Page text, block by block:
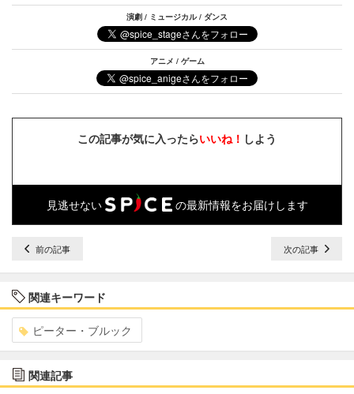
演劇 / ミュージカル / ダンス
アニメ / ゲーム
この記事が気に入ったらいいね！ しよう
見逃せない の最新情報をお届けします
前の記事 次の記事
関連キーワード
ピーター・ブルック
関連記事